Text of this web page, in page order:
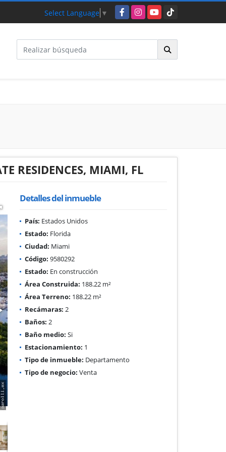
Select Language ▼ FacebookInstagramYouTubeTikTok
RESIDENCES, MIAMI, FL
Detalles del inmueble
País: Estados Unidos
Estado: Florida
Ciudad: Miami
Código: 9580292
Estado: En construcción
Área Construida: 188.22 m²
Área Terreno: 188.22 m²
Recámaras: 2
Baños: 2
Baño medio: Si
Estacionamiento: 1
Tipo de inmueble: Departamento
Tipo de negocio: Venta